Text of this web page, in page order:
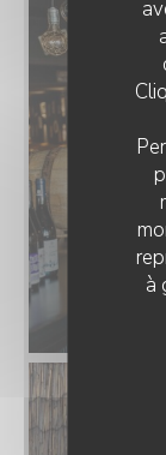
à